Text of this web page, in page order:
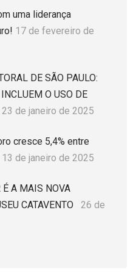
uma liderança
17 de fevereiro de
DE SÃO PAULO:
O USO DE
23 de janeiro de 2025
cresce 5,4% entre
13 de janeiro de 2025
É A MAIS NOVA
CATAVENTO
26 de